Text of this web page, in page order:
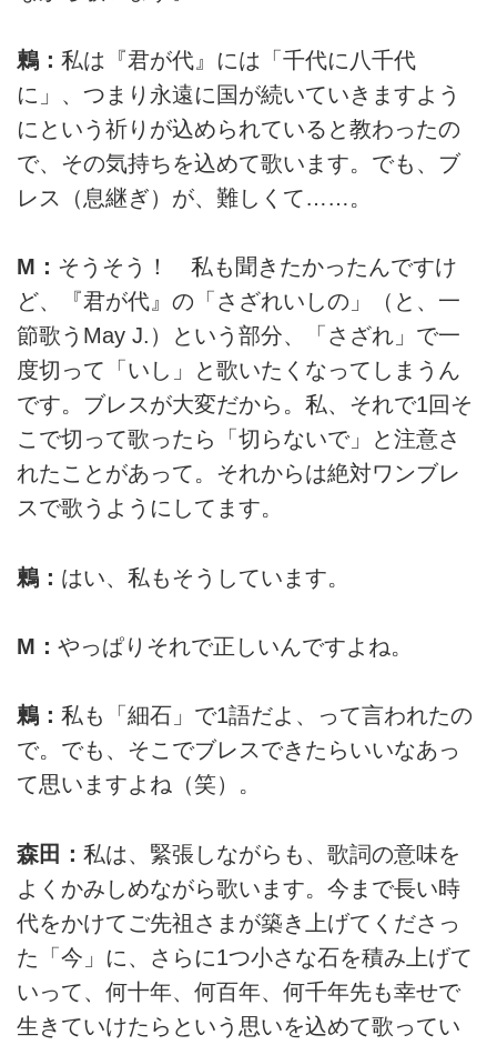
鶫： 私は『君が代』には「千代に八千代
に」、つまり永遠に国が続いていきますよう
にという祈りが込められていると教わったの
で、その気持ちを込めて歌います。でも、ブ
レス（息継ぎ）が、難しくて……。
M： そうそう！ 私も聞きたかったんですけ
ど、『君が代』の「さざれいしの」（と、一
節歌うMay J.）という部分、「さざれ」で一
度切って「いし」と歌いたくなってしまうん
です。ブレスが大変だから。私、それで1回そ
こで切って歌ったら「切らないで」と注意さ
れたことがあって。それからは絶対ワンブレ
スで歌うようにしてます。
鶫： はい、私もそうしています。
M： やっぱりそれで正しいんですよね。
鶫： 私も「細石」で1語だよ、って言われたの
で。でも、そこでブレスできたらいいなあっ
て思いますよね（笑）。
森田： 私は、緊張しながらも、歌詞の意味を
よくかみしめながら歌います。今まで長い時
代をかけてご先祖さまが築き上げてくださっ
た「今」に、さらに1つ小さな石を積み上げて
いって、何十年、何百年、何千年先も幸せで
生きていけたらという思いを込めて歌ってい